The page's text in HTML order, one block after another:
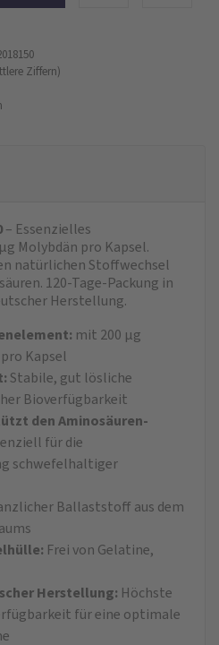
Ziffern)
– Essenzielles
Molybdän pro Kapsel.
natürlichen Stoffwechsel
120-Tage-Packung in
Herstellung.
mit 200 µg
Kapsel
Stabile, gut lösliche
Bioverfügbarkeit
den Aminosäuren-
für die
schwefelhaltiger
Ballaststoff aus dem
Frei von Gelatine,
Herstellung: Höchste
für eine optimale